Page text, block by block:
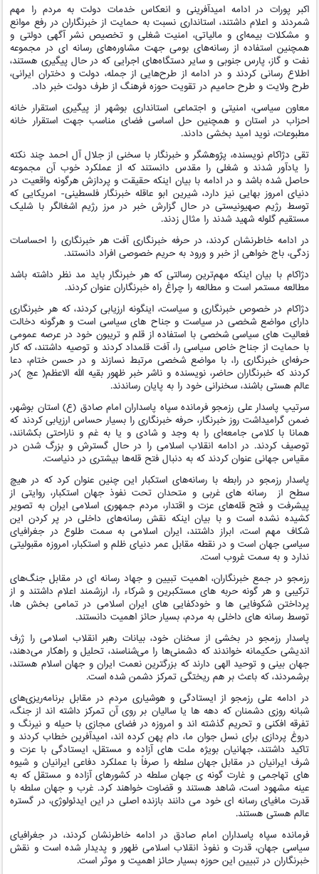
اکبر پورات در ادامه امیدآفرینی و انعکاس خدمات دولت به مردم را مهم
شمردند و اعلام داشتند، استانداری نسبت به حمایت از خبرنگاران در رفع موانع
و مشکلات بیمه‌ای و مالیاتی، امنیت شغلی و تخصیص نشر آگهی دولتی و
همچنین استفاده از رسانه‌های بومی جهت مشاوره‌های رسانه ای در مجموعه
نفت و گاز، پارس جنوبی و سایر دستگاه‌های اجرایی که در حال پیگیری هستند،
اطلاع رسانی کردند و در ادامه از طرح‌هایی از جمله، دولت و دختران ایرانی،
طرح ولایت و طرح حامیم در تقویت حوزه فرهنگ از طرف دولت خبر داد.
معاون سیاسی، امنیتی و اجتماعی استانداری بوشهر از پیگیری استقرار خانه
احزاب در استان و همچنین حل اساسی فضای مناسب جهت استقرار خانه
مطبوعات، نوید امید بخشی دادند.
تقی دژاکام نویسنده، پژوهشگر و خبرنگار با سخنی از جلال آل احمد چند نکته
را یادآور شدند و شغلی را مقدس دانستند که از عملکرد خوب آن مجموعه
حاصل شده باشد و در ادامه با بیان اینکه حقیقت و پردازش هرگونه واقعیت در
دنیای امروز بهایی نیز دارد، شیرین ابو عاقله خبرنگار فلسطینی- امریکایی که
توسط رژیم صهیونیستی در حال گزارش خبر در مرز رژیم اشغالگر با شلیک
مستقیم گلوله شهید شدند را مثال زدند.
در ادامه خاطرنشان کردند، در حرفه خبرنگاری آفت هر خبرنگاری را احساسات
زدگی، باج خواهی از خبر و ورود به حریم خصوصی افراد دانستند.
دژاکام با بیان اینکه مهم‌ترین رسالتی که هر خبرنگار باید مد نظر داشته باشد
مطالعه مستمر است و مطالعه را چراغ راه خبرنگاران عنوان کردند.
دژاکام در خصوص خبرنگاری و سیاست، اینگونه ارزیابی کردند، که هر خبرنگاری
دارای مواضع شخصی در سیاست و جناح های سیاسی است و هرگونه دخالت
فعالیت های سیاسی شخصی با استفاده از قلم و تریبون خود در عرصه عمومی
با حمایت از جناح خاص سیاسی را، آفت قلمداد کردند و توصیه داشتند، که کار
حرفه‌ای خبرنگاری را، با مواضع شخصی مرتبط نسازند و در حسن ختام، دعا
کردند که خبرنگاران حاضر، نویسنده و ناشر خبر ظهور بقیه الله الاعظم( عج )در
عالم هستی باشند، سخنرانی خود را به پایان رساندند.
سرتیپ پاسدار علی رزمجو فرمانده سپاه پاسداران امام صادق (ع) استان بوشهر،
ضمن گرامیداشت روز خبرنگار، حرفه خبرنگاری را بسیار حساس ارزیابی کردند که
همانا با کلامی جامعه‌ای را به وجد و شادی و یا به غم و ناراحتی بکشانند،
توصیف کردند. در ادامه انقلاب اسلامی را در حال گسترش و بزرگ شدن در
مقیاس جهانی عنوان کردند که به دنبال فتح قله‌ها بیشتری در دنیاست.
پاسدار رزمجو در رابطه با رسانه‌های استکبار این چنین عنوان کرد که در هیچ
سطح از رسانه‌ های غربی و متحدان تحت نفوذ جهان استکبار، روایتی از
پیشرفت و فتح قله‌های عزت و اقتدار، مردم جمهوری اسلامی ایران به تصویر
کشیده نشده است و با بیان اینکه نقش رسانه‌های داخلی در پر کردن این
شکاف مهم است، ابراز داشتند، ایران اسلامی به سمت طلوع در جغرافیای
سیاسی جهان است و در نقطه مقابل عمر دنیای ظلم و استکبار، امروزه مقبولیتی
ندارد و به سمت غروب است.
رزمجو در جمع خبرنگاران، اهمیت تبیین و جهاد رسانه ای در مقابل جنگ‌های
ترکیبی و هر گونه حربه های مستکبرین و شرکاء را، ارزشمند اعلام داشتند و از
پرداختن شکوفایی ها و خودکفایی های ایران اسلامی در تمامی بخش ها،
توسط رسانه های داخلی به مردم، بسیار حائز اهمیت دانستند.
پاسدار رزمجو در بخشی از سخنان خود، بیانات رهبر انقلاب اسلامی را ژرف
اندیشی حکیمانه خواندند که دشمنی‌ها را می‌شناسند، تحلیل و راهکار می‌دهند،
جهان بینی و توحید الهی دارند که بزرگترین نعمت ایران و جهان اسلام هستند،
برشمردند، که باعث بر هم ریختگی تمرکز دشمن شده است.
در ادامه علی رزمجو از ایستادگی و هوشیاری مردم در مقابل برنامه‌ریزی‌های
شبانه روزی دشمنان که دهه ها یا سالیان بر روی آن تمرکز داشته اند از جنگ،
تفرقه افکنی و تحریم گذشته اند و امروزه در فضای مجازی با حیله و نیرنگ و
دروغ پردازی برای نسل جوان ما، دام پهن کرده اند، امیدآفرین خطاب کردند و
تاکید داشتند، جهانیان بویژه ملت های آزاده و مستقل، ایستادگی با عزت و
شرف ایرانیان در مقابل جهان سلطه را صرفاً با عملکرد دفاعی ایرانیان و شیوه
های تهاجمی و غارت گونه ی جهان سلطه در کشورهای آزاده و مستقل که به
عینه مشهود است، شاهد هستند و قضاوت خواهند کرد. غرب و جهان سلطه با
قدرت مافیای رسانه ای خود می دانند بازنده اصلی در این ایدئولوژی، در گستره
عالم هستی هستند.
فرمانده سپاه پاسداران امام صادق در ادامه خاطرنشان کردند، در جغرافیای
سیاسی جهان، قدرت و نفوذ انقلاب اسلامی ظهور و پدیدار شده است و نقش
خبرنگاران در تبیین این حوزه بسیار حائز اهمیت و موثر است.